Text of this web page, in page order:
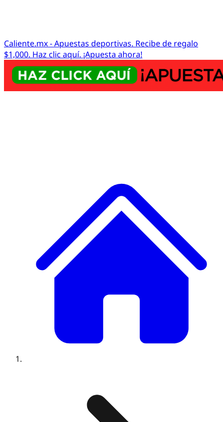
Caliente.mx - Apuestas deportivas. Recibe de regalo
$1,000. Haz clic aquí. ¡Apuesta ahora!